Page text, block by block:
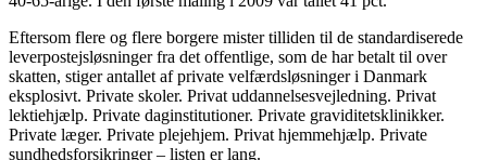
Eftersom flere og flere borgere mister tilliden til de standardiserede
leverpostejsløsninger fra det offentlige, som de har betalt til over
skatten, stiger antallet af private velfærdsløsninger i Danmark
eksplosivt. Private skoler. Privat uddannelsesvejledning. Privat
lektiehjælp. Private daginstitutioner. Private graviditetsklinikker.
Private læger. Private plejehjem. Privat hjemmehjælp. Private
sundhedsforsikringer – listen er lang.